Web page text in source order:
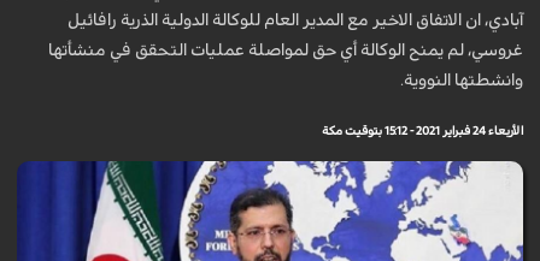
آبادي، ان الاتفاق الاخير مع المدير العام للوكالة الدولية الذرية رافائيل
غروسي، لم يمنح الوكالة أي حق لمواصلة عمليات التحقق في منشأتها
وانشطتها النووية.
الأربعاء 24 فبراير 2021 - 15:12 بتوقيت مكة